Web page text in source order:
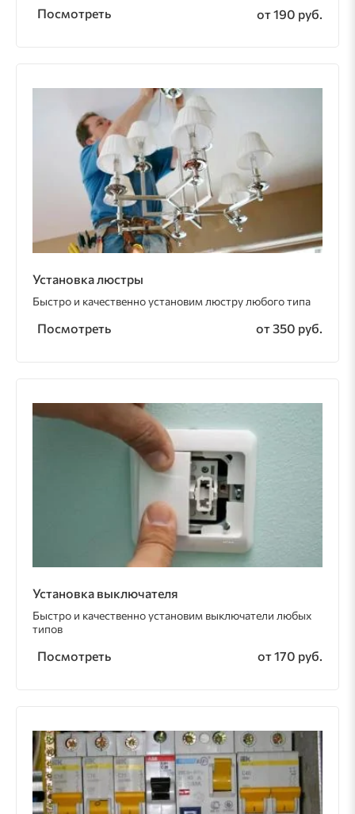
Посмотреть от 190 руб.
Установка люстры
Быстро и качественно установим люстру любого типа
Посмотреть от 350 руб.
Установка выключателя
Быстро и качественно установим выключатели любых
типов
Посмотреть от 170 руб.